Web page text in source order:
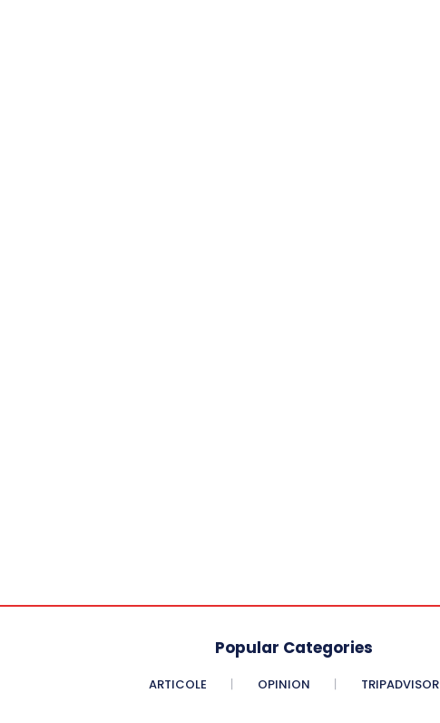
Popular Categories
ARTICOLE OPINION TRIPADVISOR